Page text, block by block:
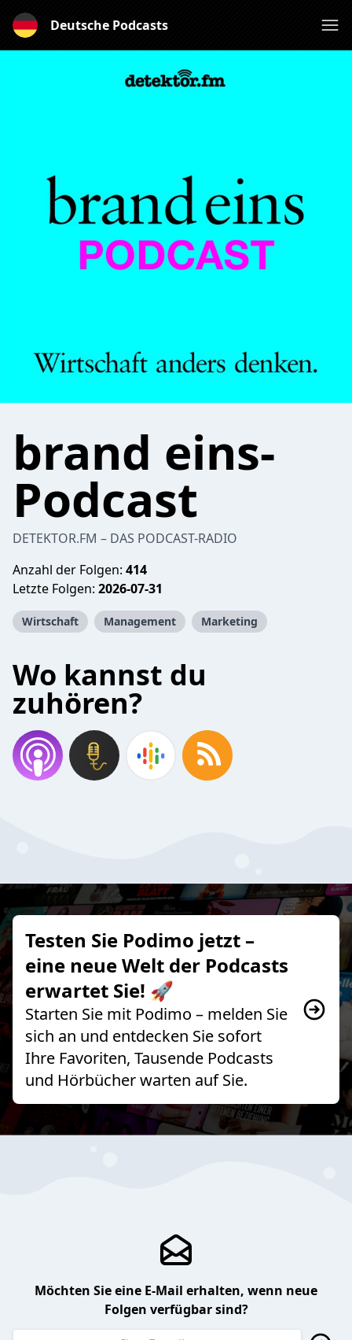
Deutsche Podcasts
brand eins-
Podcast
DETEKTOR.FM – DAS PODCAST-RADIO
Anzahl der Folgen: 414
Letzte Folgen: 2026-07-31
Wirtschaft Management Marketing
Wo kannst du
zuhören?
Testen Sie Podimo jetzt –
eine neue Welt der Podcasts
erwartet Sie! 🚀
Starten Sie mit Podimo – melden Sie
sich an und entdecken Sie sofort
Ihre Favoriten, Tausende Podcasts
und Hörbücher warten auf Sie.
Möchten Sie eine E-Mail erhalten, wenn neue
Folgen verfügbar sind?